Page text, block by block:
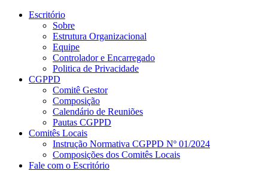
Conteúdo principal
Escritório
Sobre
Estrutura Organizacional
Equipe
Controlador e Encarregado
Politica de Privacidade
CGPPD
Comitê Gestor
Composição
Calendário de Reuniões
Pautas CGPPD
Comitês Locais
Instrução Normativa CGPPD Nº 01/2024
Composições dos Comitês Locais
Fale com o Escritório